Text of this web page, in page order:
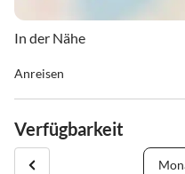
In der Nähe
Anreisen
bei uns abstellen. Sollten Sie
Information.
Verfügbarkeit